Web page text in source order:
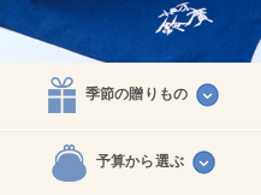
季節の贈りもの
予算から選ぶ